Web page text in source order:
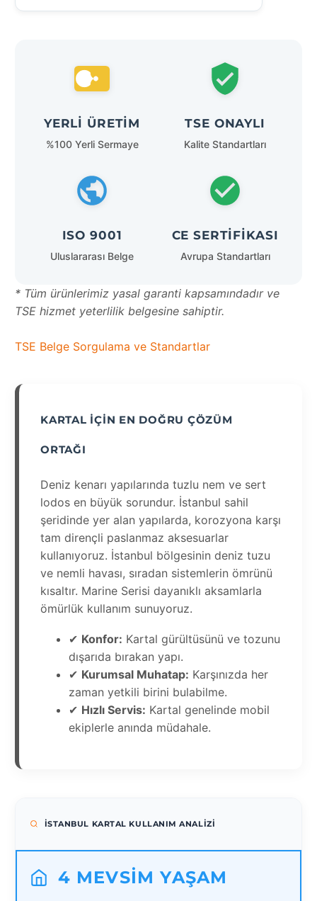
YERLI ÜRETIM
%100 Yerli Sermaye
TSE ONAYLI
Kalite Standartları
ISO 9001
Uluslararası Belge
CE SERTIFIKASI
Avrupa Standartları
* Tüm ürünlerimiz yasal garanti kapsamındadır ve
TSE hizmet yeterlilik belgesine sahiptir.
TSE Belge Sorgulama ve Standartlar
KARTAL İÇIN EN DOĞRU ÇÖZÜM
ORTAĞI
Deniz kenarı yapılarında tuzlu nem ve sert
lodos en büyük sorundur. İstanbul sahil
şeridinde yer alan yapılarda, korozyona karşı
tam dirençli paslanmaz aksesuarlar
kullanıyoruz. İstanbul bölgesinin deniz tuzu
ve nemli havası, sıradan sistemlerin ömrünü
kısaltır. Marine Serisi dayanıklı aksamlarla
ömürlük kullanım sunuyoruz.
✔ Konfor: Kartal gürültüsünü ve tozunu
dışarıda bırakan yapı.
✔ Kurumsal Muhatap: Karşınızda her
zaman yetkili birini bulabilme.
✔ Hızlı Servis: Kartal genelinde mobil
ekiplerle anında müdahale.
İSTANBUL KARTAL KULLANIM ANALIZI
4 MEVSIM YAŞAM